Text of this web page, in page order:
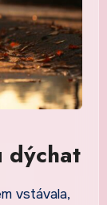
dýchat
vstávala,